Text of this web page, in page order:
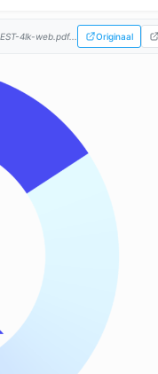
4lk-web.pdf... Originaal